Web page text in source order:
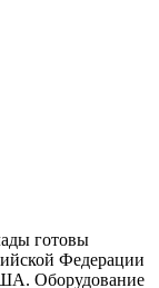
готовы
Федерации
Оборудование